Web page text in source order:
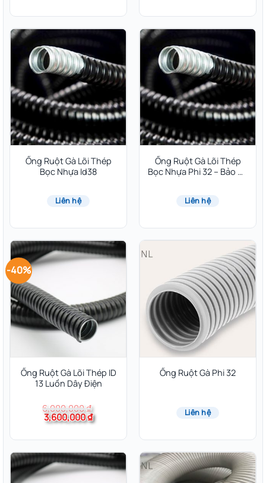
Ống Ruột Gà Lõi Thép
Bọc Nhựa Id38
Liên hệ
Ống Ruột Gà Lõi Thép
Bọc Nhựa Phi 32 – Bảo Vệ
Liên hệ
-40%
Ống Ruột Gà Lõi Thép ID
13 Luồn Dây Điện
6,000,000₫
Giá
gốc
6,000,000 ₫.
3,600,000₫Giá
hiện
là:
Ống Ruột Gà Phi 32
Liên hệ